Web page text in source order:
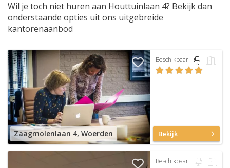
Wil je toch niet huren aan Houttuinlaan 4? Bekijk dan
onderstaande opties uit ons uitgebreide
kantorenaanbod
Zaagmolenlaan 4, Woerden
Beschikbaar
Bekijk
Beschikbaar